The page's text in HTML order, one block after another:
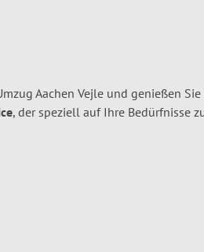
Aachen Vejle und genießen Sie
, der speziell auf Ihre Bedürfnisse